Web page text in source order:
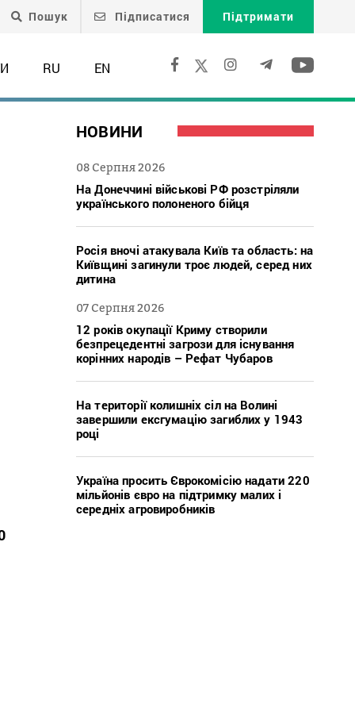
Пошук Підписатися Підтримати
RU EN
НОВИНИ
08 Серпня 2026
На Донеччині військові РФ розстріляли
українського полоненого бійця
Росія вночі атакувала Київ та область: на
Київщині загинули троє людей, серед них
дитина
07 Серпня 2026
12 років окупації Криму створили
безпрецедентні загрози для існування
корінних народів – Рефат Чубаров
На території колишніх сіл на Волині
завершили ексгумацію загиблих у 1943
році
Україна просить Єврокомісію надати 220
мільйонів євро на підтримку малих і
середніх агровиробників